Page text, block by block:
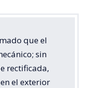
que el
sin
rectificada,
el exterior